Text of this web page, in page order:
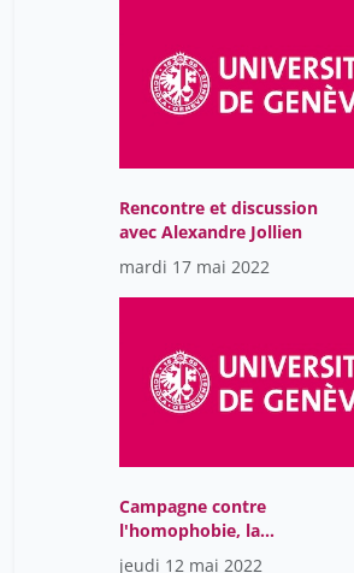
Schaetti Nicolas
Schorer Noémie
Silvestre de Sacy Antoine
Solfaroli Camillocci Daniela
Ulmi Nic
blanc jan
Rencontre et discussion
avec Alexandre Jollien
mardi 17 mai 2022
Campagne contre
l'homophobie, la
biphobie et la
jeudi 12 mai 2022